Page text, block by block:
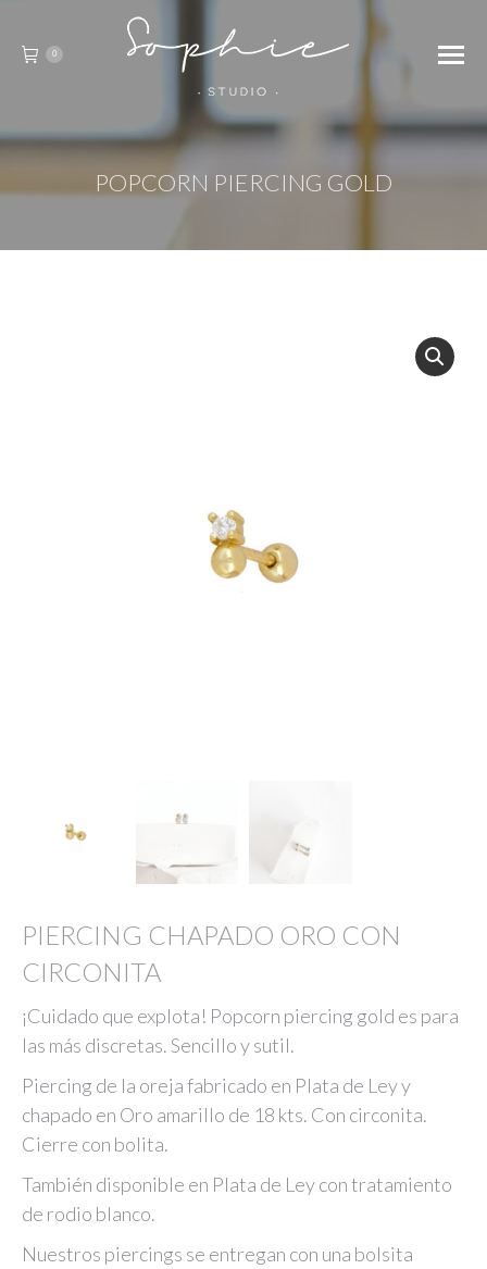
0
POPCORN PIERCING GOLD
PIERCING CHAPADO ORO CON
CIRCONITA
¡Cuidado que explota! Popcorn piercing gold es para
las más discretas. Sencillo y sutil.
Piercing de la oreja fabricado en Plata de Ley y
chapado en Oro amarillo de 18 kts. Con circonita.
Cierre con bolita.
También disponible en Plata de Ley con tratamiento
de rodio blanco.
Nuestros piercings se entregan con una bolsita